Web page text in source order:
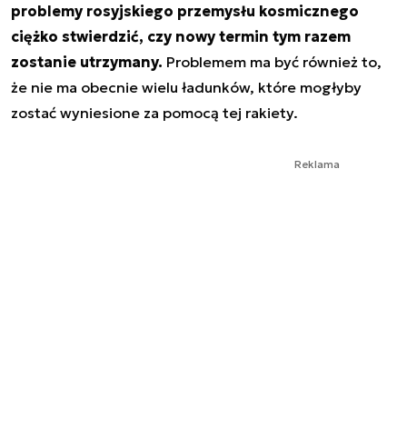
problemy rosyjskiego przemysłu kosmicznego
ciężko stwierdzić, czy nowy termin tym razem
zostanie utrzymany. Problemem ma być również to,
że nie ma obecnie wielu ładunków, które mogłyby
zostać wyniesione za pomocą tej rakiety.
Reklama